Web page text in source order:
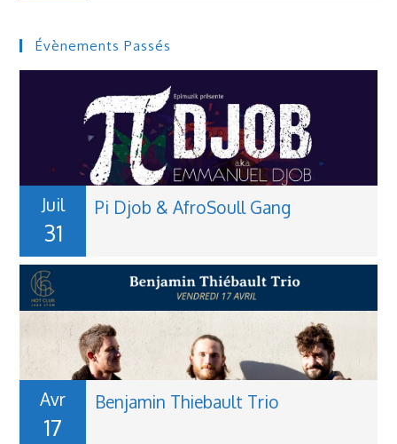
Évènements Passés
Juil
31
Pi Djob & AfroSoull Gang
Avr
17
Benjamin Thiebault Trio